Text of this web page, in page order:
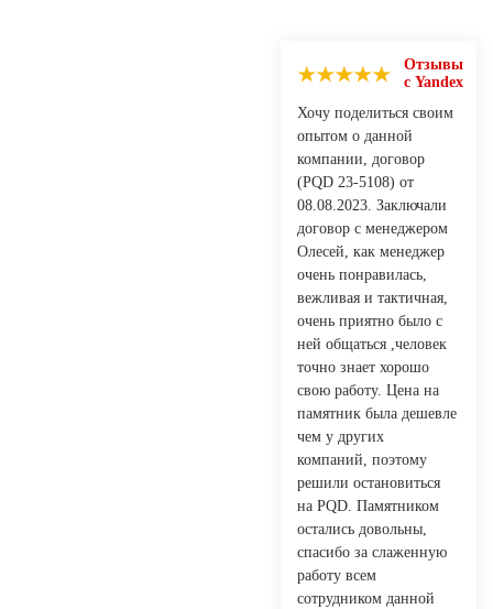
Отзывы
с Yandex
Хочу поделиться своим
опытом о данной
компании, договор
(PQD 23-5108) от
08.08.2023. Заключали
договор с менеджером
Олесей, как менеджер
очень понравилась,
вежливая и тактичная,
очень приятно было с
ней общаться ,человек
точно знает хорошо
свою работу. Цена на
памятник была дешевле
чем у других
компаний, поэтому
решили остановиться
на PQD. Памятником
остались довольны,
спасибо за слаженную
работу всем
сотрудником данной